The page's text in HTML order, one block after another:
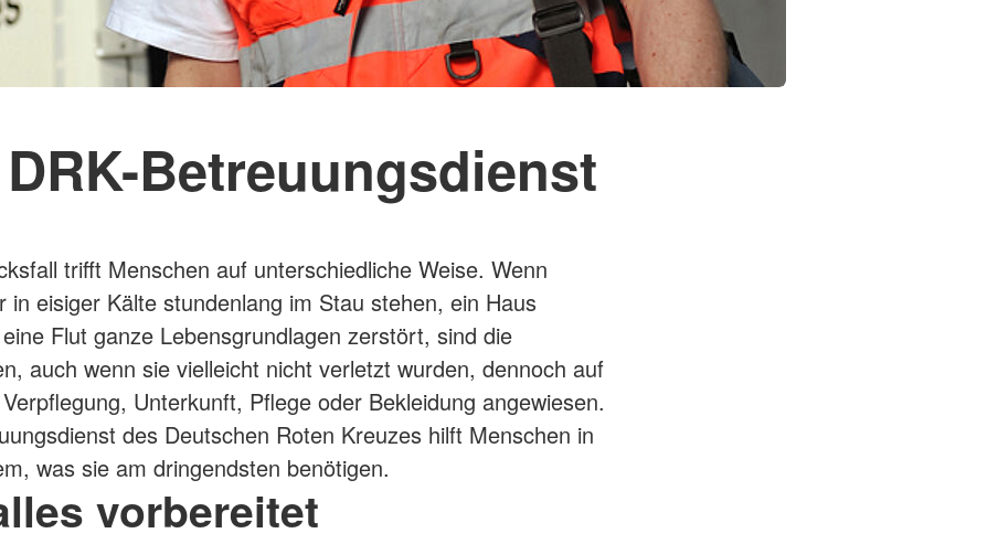
Betreuungsdienst
trifft Menschen auf unterschiedliche Weise. Wenn
in eisiger Kälte stundenlang im Stau stehen, ein Haus
Flut ganze Lebensgrundlagen zerstört, sind die
auch wenn sie vielleicht nicht verletzt wurden, dennoch auf
Unterkunft, Pflege oder Bekleidung angewiesen.
des Deutschen Roten Kreuzes hilft Menschen in
was sie am dringendsten benötigen.
vorbereitet